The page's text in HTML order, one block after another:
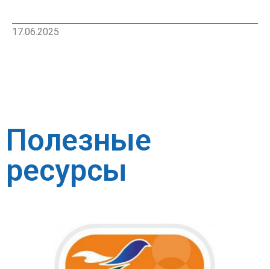
17.06.2025
Полезные
ресурсы